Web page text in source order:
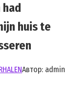
huis te
Автор: admin